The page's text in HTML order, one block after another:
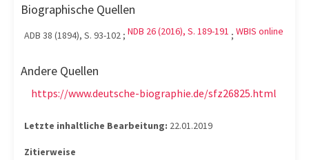
Biographische Quellen
ADB 38 (1894), S. 93-102 ; NDB 26 (2016), S. 189-191 ; WBIS online
Andere Quellen
https://www.deutsche-biographie.de/sfz26825.html
Letzte inhaltliche Bearbeitung: 22.01.2019
Zitierweise